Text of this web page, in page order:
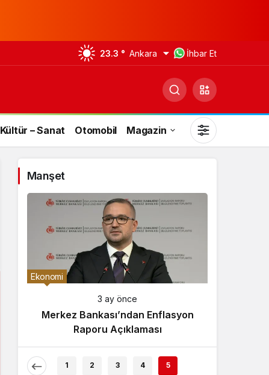
23.3 ° Ankara İhbar Et
Kültür – Sanat Otomobil Magazin
Gündüz Modu
Gündüz modunu seçin.
Gece Modu
Gece modunu seçin.
Sistem Modu
Sistem modunu seçin.
Manşet
Ekonomi
3 ay önce
Merkez Bankası’ndan Enflasyon
Raporu Açıklaması
1 2 3 4 5